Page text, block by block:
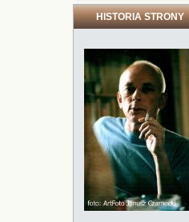
HISTORIA STRONY